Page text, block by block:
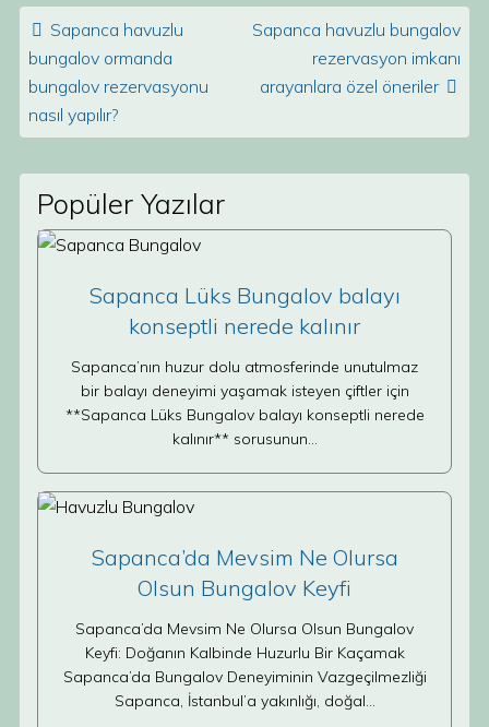
Post navigation
Sapanca havuzlu
bungalov ormanda
bungalov rezervasyonu
nasıl yapılır?
Sapanca havuzlu bungalov
rezervasyon imkanı
arayanlara özel öneriler
Popüler Yazılar
Sapanca Lüks Bungalov balayı
konseptli nerede kalınır
Sapanca’nın huzur dolu atmosferinde unutulmaz
bir balayı deneyimi yaşamak isteyen çiftler için
**Sapanca Lüks Bungalov balayı konseptli nerede
kalınır** sorusunun…
Sapanca’da Mevsim Ne Olursa
Olsun Bungalov Keyfi
Sapanca’da Mevsim Ne Olursa Olsun Bungalov
Keyfi: Doğanın Kalbinde Huzurlu Bir Kaçamak
Sapanca’da Bungalov Deneyiminin Vazgeçilmezliği
Sapanca, İstanbul’a yakınlığı, doğal…